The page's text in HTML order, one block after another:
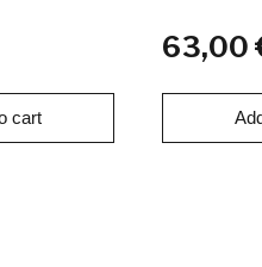
cart
63,00